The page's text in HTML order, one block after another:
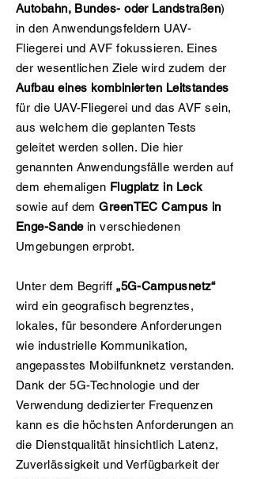
Autobahn, Bundes- oder Landstraßen)
in den Anwendungsfeldern UAV-
Fliegerei und AVF fokussieren. Eines
der wesentlichen Ziele wird zudem der
Aufbau eines kombinierten Leitstandes
für die UAV-Fliegerei und das AVF sein,
aus welchem die geplanten Tests
geleitet werden sollen. Die hier
genannten Anwendungsfälle werden auf
dem ehemaligen Flugplatz in Leck
sowie auf demGreenTEC Campus in
Enge-Sandein verschiedenen
Umgebungen erprobt.
Unter dem Begriff„5G-Campusnetz“
wird ein geografisch begrenztes,
lokales, für besondere Anforderungen
wie industrielle Kommunikation,
angepasstes Mobilfunknetz verstanden.
Dank der 5G-Technologie und der
Verwendung dedizierter Frequenzen
kann es die höchsten Anforderungen an
die Dienstqualität hinsichtlich Latenz,
Zuverlässigkeit und Verfügbarkeit der